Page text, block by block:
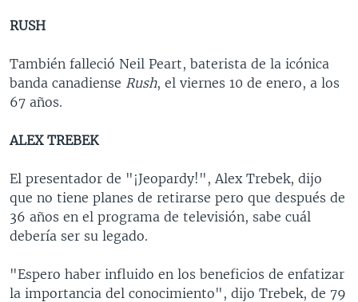
RUSH
También falleció Neil Peart, baterista de la icónica
banda canadiense Rush, el viernes 10 de enero, a los
67 años.
ALEX TREBEK
El presentador de "¡Jeopardy!", Alex Trebek, dijo
que no tiene planes de retirarse pero que después de
36 años en el programa de televisión, sabe cuál
debería ser su legado.
"Espero haber influido en los beneficios de enfatizar
la importancia del conocimiento", dijo Trebek, de 79